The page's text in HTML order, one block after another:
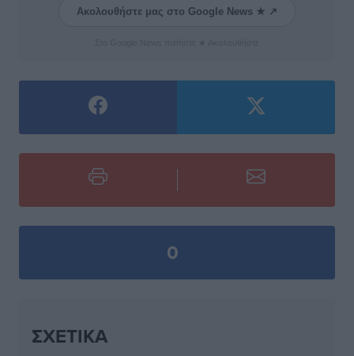
Ακολουθήστε μας στο Google News ★ ↗
0
ΣΧΕΤΙΚΆ